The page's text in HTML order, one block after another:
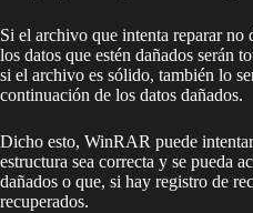
Si el archivo que intenta reparar no
los datos que estén dañados serán
si el archivo es sólido, también lo
continuación de los datos dañados.
Dicho esto, WinRAR puede
estructura sea correcta y se pueda
dañados o que, si hay registro de
recuperados.